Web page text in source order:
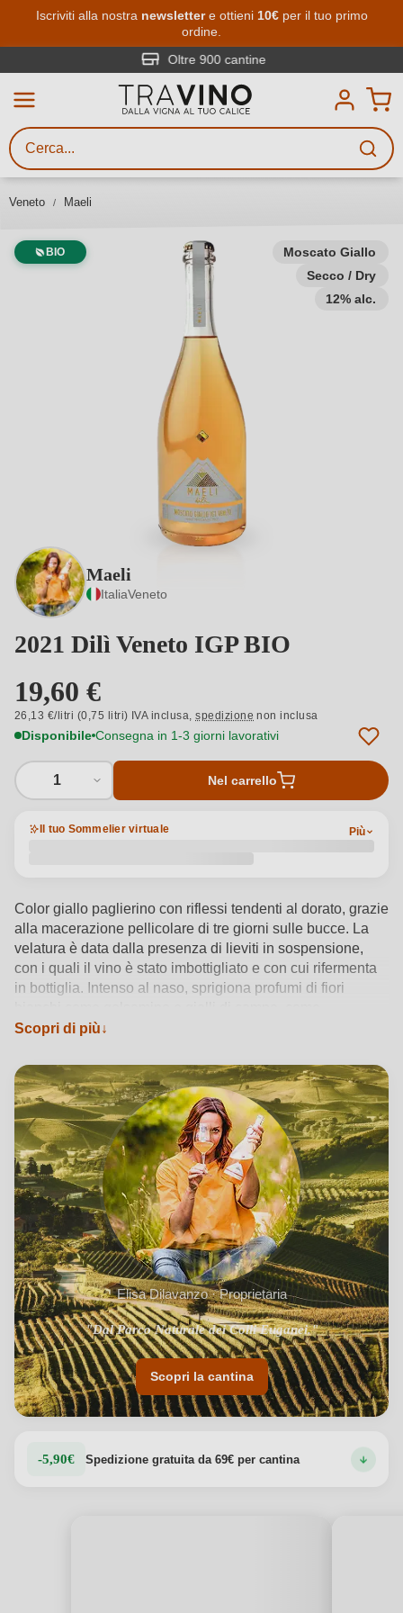
Passa al contenuto principale
Iscriviti alla nostra newslettere ottieni 10€per il tuo primo
ordine.
Oltre 900 cantine
Veneto Maeli
Moscato Giallo
Secco / Dry
12% alc.
BIO
Maeli
ItaliaVeneto
2021 Dilì Veneto IGP BIO
19,60 €
26,13 €/litri (0,75 litri) IVA inclusa,spedizione non inclusa
Disponibile Consegna in 1-3 giorni lavorativi
1 Nel carrello
Il tuo Sommelier virtuale Più
Color giallo paglierino con riflessi tendenti al dorato, grazie
alla macerazione pellicolare di tre giorni sulle bucce. La
velatura è data dalla presenza di lieviti in sospensione,
con i quali il vino è stato imbottigliato e con cui rifermenta
in bottiglia. Intenso al naso, sprigiona profumi di fiori
tarassaco, ginestra, zagara e di frutta come pesca e pera.
menta, una nota di pepe bianco appena accennata e una
delicata sensazione sulfurea rendono il bouquet del vino
complesso e intrigante.Vedi dettagli del prodotto →
Scopri di più
Elisa Dilavanzo · Proprietaria
"Dal Parco Naturale dei Colli Euganei."
Scopri la cantina
-5,90€ Spedizione gratuita da 69€ per cantina
Ricerca vini
Inserisci almeno 3 caratteri
gusto, occasione, nome del vino,